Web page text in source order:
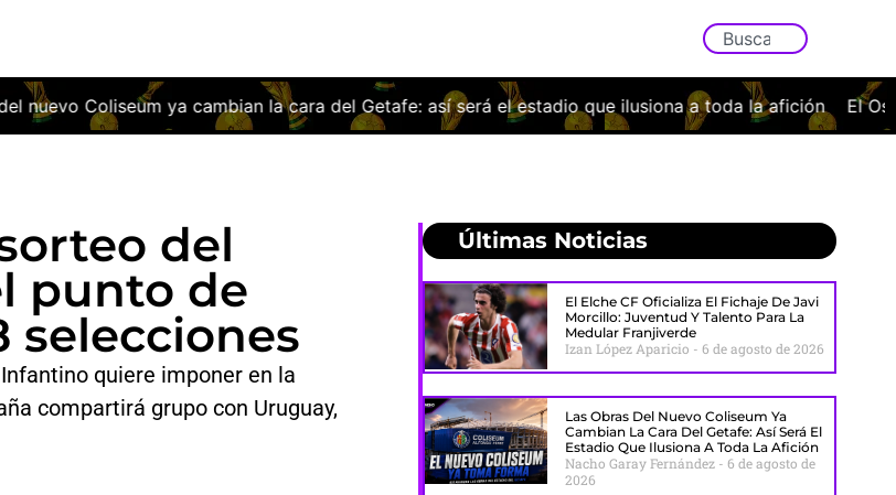
cambian la cara del Getafe: así será el estadio que ilusiona a toda la afición El Osasuna cae con la
del
punto de
selecciones
quiere imponer en la
compartirá grupo con Uruguay,
Últimas Noticias
El Elche CF Oficializa El Fichaje De Javi
Morcillo: Juventud Y Talento Para La
Medular Franjiverde
Izan López Aparicio 6 de agosto de 2026
Las Obras Del Nuevo Coliseum Ya
Cambian La Cara Del Getafe: Así Será El
Estadio Que Ilusiona A Toda La Afición
Nacho Garay Fernández
6 de agosto de
2026